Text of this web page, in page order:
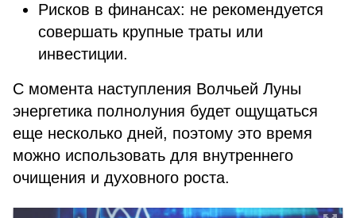
Рисков в финансах: не рекомендуется
совершать крупные траты или
инвестиции.
С момента наступления Волчьей Луны
энергетика полнолуния будет ощущаться
еще несколько дней, поэтому это время
можно использовать для внутреннего
очищения и духовного роста.